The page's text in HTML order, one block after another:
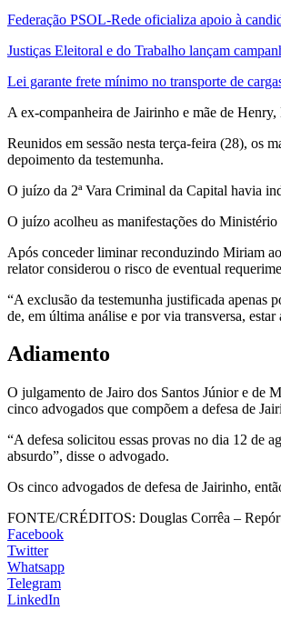
Federação PSOL-Rede oficializa apoio à
Justiças Eleitoral e do Trabalho lançam
Lei garante frete mínimo no transporte de
A ex-companheira de Jairinho e mãe de
Reunidos em sessão nesta terça-feira (28), os
depoimento da testemunha.
O juízo da 2ª Vara Criminal da Capital havia
O juízo acolheu as manifestações do
Após conceder liminar reconduzindo Miriam
relator considerou o risco de eventual
“A exclusão da testemunha justificada apenas
de, em última análise e por via transversa,
Adiamento
O julgamento de Jairo dos Santos Júnior e de
cinco advogados que compõem a defesa de
“A defesa solicitou essas provas no dia 12 de
absurdo”, disse o advogado.
Os cinco advogados de defesa de Jairinho,
FONTE/CRÉDITOS: Douglas Corrêa –
Facebook
Twitter
Whatsapp
Telegram
LinkedIn